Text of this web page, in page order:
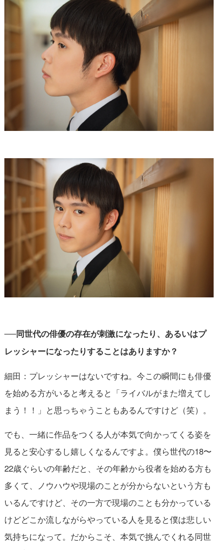
──同世代の俳優の存在が刺激になったり、あるいはプ
レッシャーになったりすることはありますか？
細田：プレッシャーはないですね。今この瞬間にも俳優
を始める方がいると考えると「ライバルがまた増えてし
まう！！」と思っちゃうこともあるんですけど（笑）。
でも、一緒に作品をつくる人が本気で向かってくる姿を
見ると安心するし嬉しくなるんですよ。僕ら世代の18〜
22歳ぐらいの年齢だと、その年齢から役者を始める方も
多くて、ノウハウや現場のことが分からないという方も
いるんですけど、その一方で現場のことも分かっている
けどどこか流しながらやっている人を見ると僕は悲しい
気持ちになって。だからこそ、本気で挑んでくれる同世